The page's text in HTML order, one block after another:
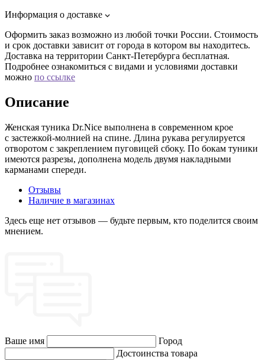
Информация о доставке
Оформить заказ возможно из любой точки России. Стоимость
и срок доставки зависит от города в котором вы находитесь.
Доставка на территории Санкт-Петербурга бесплатная.
Подробнее ознакомиться с видами и условиями доставки
можно по ссылке
Описание
Женская туника Dr.Nice выполнена в современном крое
с застежкой-молнией на спине. Длина рукава регулируется
отворотом с закреплением пуговицей сбоку. По бокам туники
имеются разрезы, дополнена модель двумя накладными
карманами спереди.
Отзывы
Наличие в магазинах
Здесь еще нет отзывов — будьте первым, кто поделится своим
мнением.
Ваше имя
Город
Достоинства товара